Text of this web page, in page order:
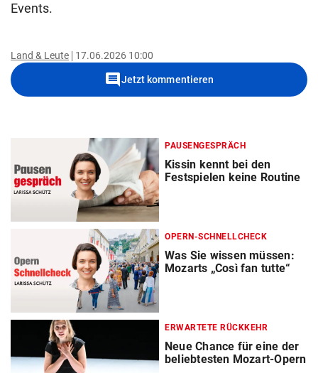
Events.
Land & Leute 17.06.2026 10:00
commentJetzt kommentieren
PAUSENGESPRÄCH
Kissin kennt bei den
Festspielen keine Routine
OPERN-SCHNELLCHECK
Was Sie wissen müssen:
Mozarts „Così fan tutte“
ERWARTETE RÜCKKEHR
Neue Chance für eine der
beliebtesten Mozart-Opern